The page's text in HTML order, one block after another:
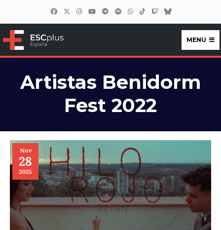
ESCplus España
MENU
Artistas Benidorm
Fest 2022
Nov
28
2025